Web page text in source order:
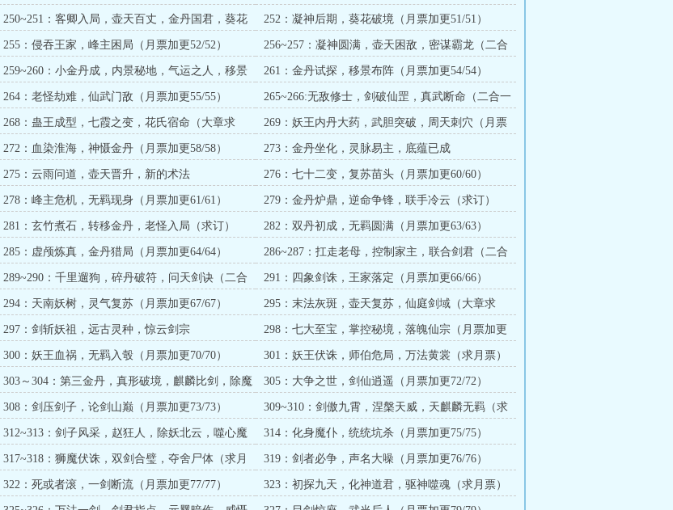
一求订）
250~251：客卿入局，壶天百丈，金丹国君，葵花
大成（二合一）
252：凝神后期，葵花破境（月票加更51/51）
255：侵吞王家，峰主困局（月票加更52/52）
256~257：凝神圆满，壶天困敌，密谋霸龙（二合
一求订）
259~260：小金丹成，内景秘地，气运之人，移景
之术（二合一）
261：金丹试探，移景布阵（月票加更54/54）
264：老怪劫难，仙武门敌（月票加更55/55）
265~266:无敌修士，剑破仙罡，真武断命（二合一
求订）
268：蛊王成型，七霞之变，花氏宿命（大章求
订）
269：妖王内丹大药，武胆突破，周天刺穴（月票
加更57/57）
272：血染淮海，神慑金丹（月票加更58/58） 273：金丹坐化，灵脉易主，底蕴已成
275：云雨问道，壶天晋升，新的术法 276：七十二变，复苏苗头（月票加更60/60）
278：峰主危机，无羁现身（月票加更61/61） 279：金丹炉鼎，逆命争锋，联手冷云（求订）
281：玄竹煮石，转移金丹，老怪入局（求订） 282：双丹初成，无羁圆满（月票加更63/63）
285：虚颅炼真，金丹猎局（月票加更64/64）
286~287：扛走老母，控制家主，联合剑君（二合
一求订）
289~290：千里遛狗，碎丹破符，问天剑诀（二合
一求订）
291：四象剑诛，王家落定（月票加更66/66）
294：天南妖树，灵气复苏（月票加更67/67）
295：末法灰斑，壶天复苏，仙庭剑域（大章求
订）
297：剑斩妖祖，远古灵种，惊云剑宗
298：七大至宝，掌控秘境，落魄仙宗（月票加更
69/69）
300：妖王血祸，无羁入彀（月票加更70/70） 301：妖王伏诛，师伯危局，万法黄裳（求月票）
303～304：第三金丹，真形破境，麒麟比剑，除魔
天地（求月票）
305：大争之世，剑仙逍遥（月票加更72/72）
308：剑压剑子，论剑山巅（月票加更73/73）
309~310：剑傲九霄，涅槃天威，天麒麟无羁（求
月票）
312~313：剑子风采，赵狂人，除妖北云，噬心魔
蛊（求月票）
314：化身魔仆，统统坑杀（月票加更75/75）
317~318：狮魔伏诛，双剑合璧，夺舍尸体（求月
票）
319：剑者必争，声名大噪（月票加更76/76）
322：死或者滚，一剑断流（月票加更77/77） 323：初探九天，化神道君，驱神噬魂（求月票）